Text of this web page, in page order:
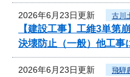
2026年6月23日更新 古川
【建設工事】工維3単
決壊防止（一般）他工事
2026年6月23日更新 飛騨